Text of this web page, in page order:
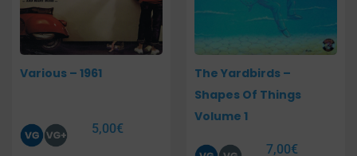
Various – 1961
5,00€
The Yardbirds –
Shapes Of Things
Volume 1
7,00€